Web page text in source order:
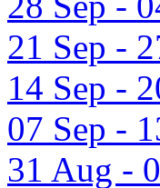
21 Sep -
14 Sep -
07 Sep -
31 Aug -